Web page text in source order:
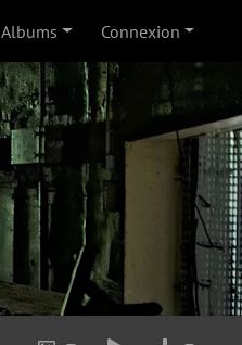
Albums Connexion